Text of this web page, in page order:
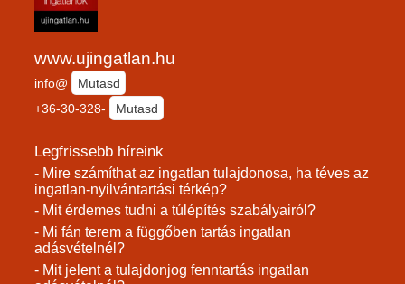
www.ujingatlan.hu
info@
Mutasd
+36-30-328-
Mutasd
Legfrissebb híreink
- Mire számíthat az ingatlan tulajdonosa, ha téves az
ingatlan-nyilvántartási térkép?
- Mit érdemes tudni a túlépítés szabályairól?
- Mi fán terem a függőben tartás ingatlan
adásvételnél?
- Mit jelent a tulajdonjog fenntartás ingatlan